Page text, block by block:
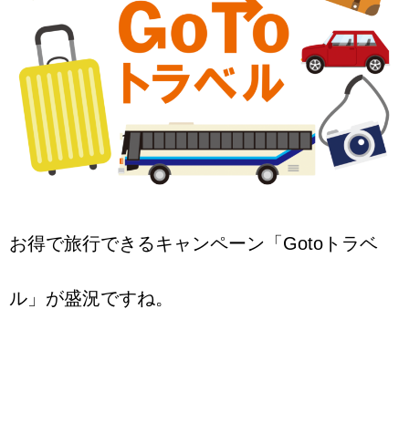
お得で旅行できるキャンペーン「Gotoトラベ
ル」が盛況ですね。